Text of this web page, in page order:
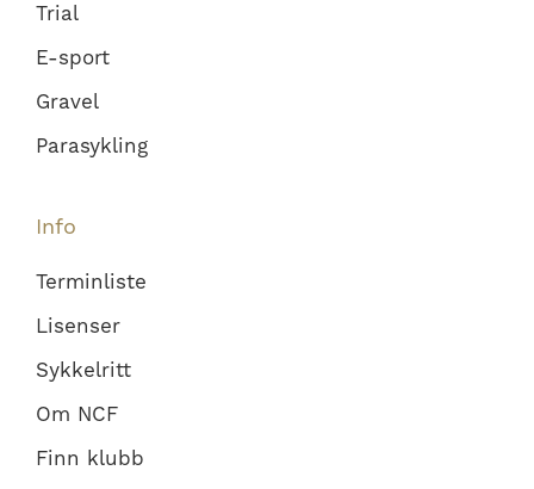
Trial
E-sport
Gravel
Parasykling
Info
Terminliste
Lisenser
Sykkelritt
Om NCF
Finn klubb